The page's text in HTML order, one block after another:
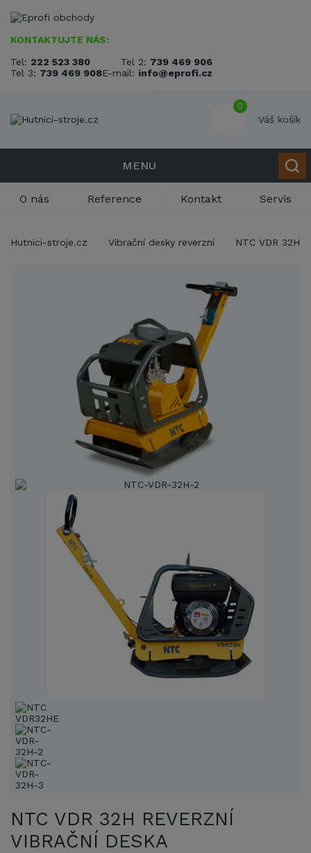
KONTAKTUJTE NÁS:
Tel: 222 523 380 Tel 2: 739 469 906
Tel 3: 739 469 908E-mail: info@eprofi.cz
0
Váš košík
MENU
O nás Reference Kontakt Servis
Hutnici-stroje.cz Vibrační desky reverzní NTC VDR 32H
NTC VDR 32H REVERZNÍ
VIBRAČNÍ DESKA